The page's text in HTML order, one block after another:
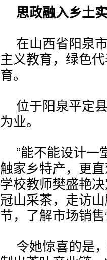
思政融入乡土
在山西省阳泉
主义教育，绿色
育。
位于阳泉平定
为业。
“能不能设计一
触家乡特产，更
学校教师樊盛艳
冠山采茶，走访
节，了解市场销售
令她惊喜的是